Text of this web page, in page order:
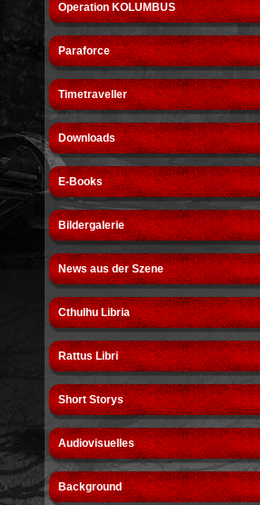
Operation KOLUMBUS
Paraforce
Timetraveller
Downloads
E-Books
Bildergalerie
News aus der Szene
Cthulhu Libria
Rattus Libri
Short Storys
Audiovisuelles
Background